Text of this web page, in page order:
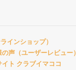
インショップ）
声（ユーザーレビュー）
ト クラブイマココ